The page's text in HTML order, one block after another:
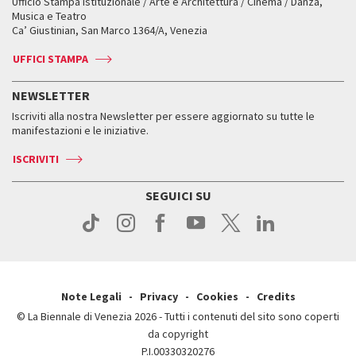
Servizi al pubblico
Come raggiungerci
Press
Orari e sedi
Accrediti
Come raggiungerci
Orari e sedi
Biglietti
Accrediti
Come raggiungerci
Contatti
Press
Servizi al pubblico
Come raggiungerci
Press
Leone d’oro alla carriera
Leone d’argento
Edizioni passate
Orari e sedi
Biglietti
Servizi al pubblico
Come raggiungerci
Contatti
Fondi e Collezioni
Biennale College ASAC
ASAC DATI
Storia
Orari e sedi
Musica e Teatro
Ca’ Giustinian, San Marco 1364/A, Venezia
UFFICI STAMPA
NEWSLETTER
Iscriviti alla nostra Newsletter per essere aggiornato su tutte le
manifestazioni e le iniziative.
ISCRIVITI
SEGUICI SU
Note Legali Privacy Cookies
Credits
© La Biennale di Venezia 2026 - Tutti i contenuti del sito sono coperti
da copyright
P.I.00330320276